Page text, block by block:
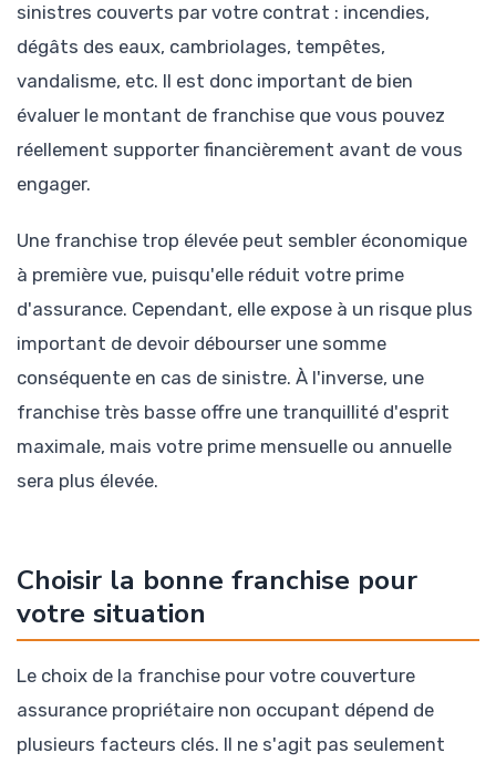
sinistres couverts par votre contrat : incendies,
dégâts des eaux, cambriolages, tempêtes,
vandalisme, etc. Il est donc important de bien
évaluer le montant de franchise que vous pouvez
réellement supporter financièrement avant de vous
engager.
Une franchise trop élevée peut sembler économique
à première vue, puisqu'elle réduit votre prime
d'assurance. Cependant, elle expose à un risque plus
important de devoir débourser une somme
conséquente en cas de sinistre. À l'inverse, une
franchise très basse offre une tranquillité d'esprit
maximale, mais votre prime mensuelle ou annuelle
sera plus élevée.
Choisir la bonne franchise pour
votre situation
Le choix de la franchise pour votre couverture
assurance propriétaire non occupant dépend de
plusieurs facteurs clés. Il ne s'agit pas seulement